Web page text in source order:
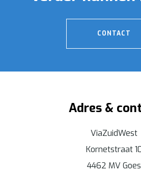
CONTACT
Adres &
ViaZuidWest
Kornetstraat
4462 MV Goes